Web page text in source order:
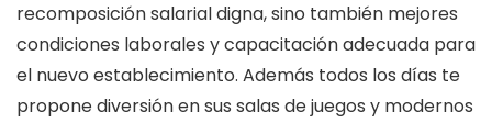
recomposición salarial digna, sino también mejores
condiciones laborales y capacitación adecuada para
el nuevo establecimiento. Además todos los días te
propone diversión en sus salas de juegos y modernos